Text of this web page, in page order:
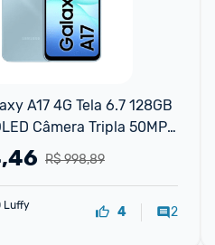
A17 4G Tela 6.7 128GB
Câmera Tripla 50MP
R$ 998,89
Luffy
4 2